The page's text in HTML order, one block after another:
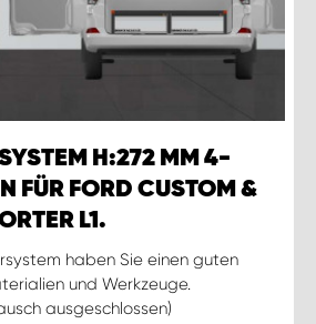
H:272 MM 4-
FÜR FORD CUSTOM &
L1.
haben Sie einen guten
und Werkzeuge.
ausgeschlossen)